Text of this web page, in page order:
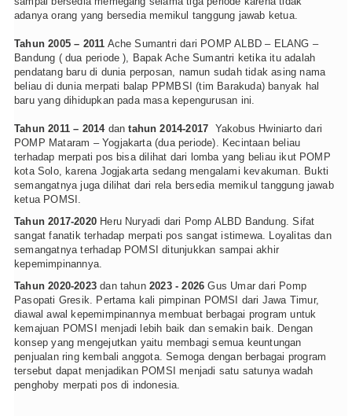
adanya orang yang bersedia memikul tanggung jawab ketua.
Tahun 2005 – 2011 Ache Sumantri dari POMP ALBD – ELANG –
Bandung ( dua periode ), Bapak Ache Sumantri ketika itu adalah
pendatang baru di dunia perposan, namun sudah tidak asing nama
beliau di dunia merpati balap PPMBSI (tim Barakuda) banyak hal
baru yang dihidupkan pada masa kepengurusan ini.
Tahun 2011 – 2014dantahun 2014-2017 Yakobus Hwiniarto dari
POMP Mataram – Yogjakarta (dua periode). Kecintaan beliau
terhadap merpati pos bisa dilihat dari lomba yang beliau ikut POMP
kota Solo, karena Jogjakarta sedang mengalami kevakuman. Bukti
semangatnya juga dilihat dari rela bersedia memikul tanggung jawab
ketua POMSI.
Tahun 2017-2020 Heru Nuryadi dari Pomp ALBD Bandung. Sifat
sangat fanatik terhadap merpati pos sangat istimewa. Loyalitas dan
semangatnya terhadap POMSI ditunjukkan sampai akhir
kepemimpinannya.
Tahun 2020-2023dan tahun2023 - 2026Gus Umar dari Pomp
Pasopati Gresik. Pertama kali pimpinan POMSI dari Jawa Timur,
diawal awal kepemimpinannya membuat berbagai program untuk
kemajuan POMSI menjadi lebih baik dan semakin baik. Dengan
konsep yang mengejutkan yaitu membagi semua keuntungan
penjualan ring kembali anggota. Semoga dengan berbagai program
tersebut dapat menjadikan POMSI menjadi satu satunya wadah
penghoby merpati pos di indonesia.